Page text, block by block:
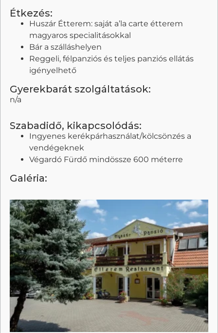
Étkezés:
Huszár Étterem: saját a’la carte étterem
magyaros specialitásokkal
Bár a szálláshelyen
Reggeli, félpanziós és teljes panziós ellátás
igényelhető
Gyerekbarát szolgáltatások:
n/a
Szabadidő, kikapcsolódás:
Ingyenes kerékpárhasználat/kölcsönzés a
vendégeknek
Végardó Fürdő mindössze 600 méterre
Galéria: